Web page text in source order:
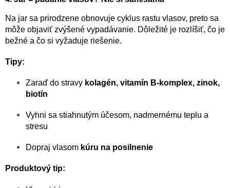
Na jar sa prirodzene obnovuje cyklus rastu vlasov, preto sa
môže objaviť zvýšené vypadávanie. Dôležité je rozlíšiť, čo je
bežné a čo si vyžaduje riešenie.
Tipy:
Zaraď do stravy kolagén, vitamín B-komplex, zinok,
biotín
Vyhni sa stiahnutým účesom, nadmernému teplu a
stresu
Dopraj vlasom kúru na posilnenie
Produktový tip: